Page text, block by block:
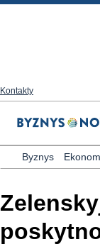
Kontakty
Byznys